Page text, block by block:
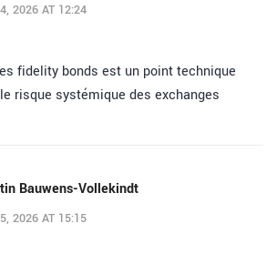
2026 AT 12:24
fidelity bonds est un point technique
risque systémique des exchanges
Bauwens-Vollekindt
2026 AT 15:15